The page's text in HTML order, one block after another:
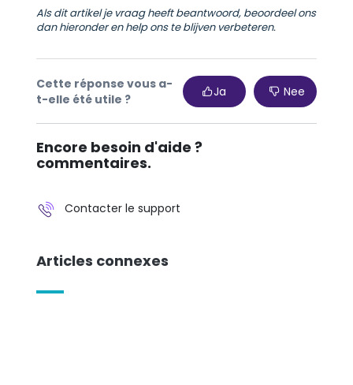
Als dit artikel je vraag heeft beantwoord, beoordeel ons
dan hieronder en help ons te blijven verbeteren.
Cette réponse vous a-
t-elle été utile ?
Ja Nee
Encore besoin d'aide ?
commentaires.
Contacter le support
Articles connexes